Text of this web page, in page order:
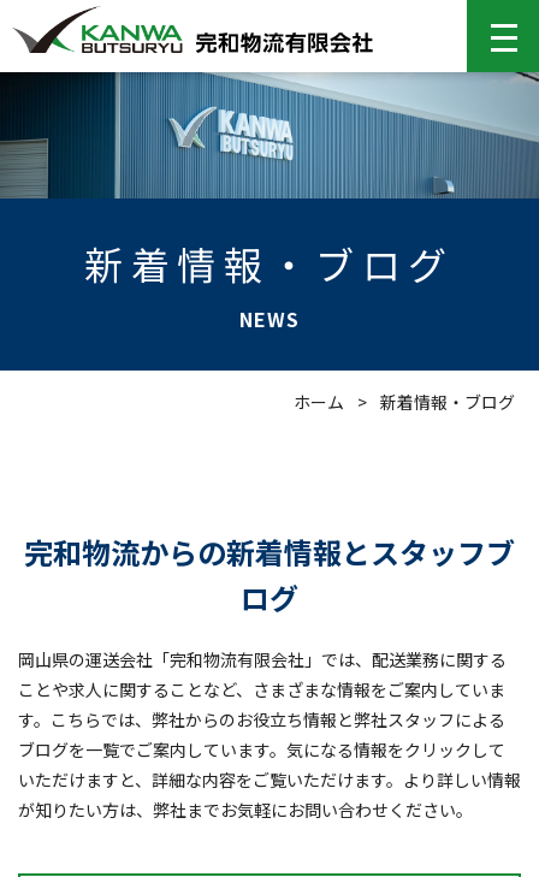
新着情報・ブログ
NEWS
ホーム > 新着情報・ブログ
完和物流からの新着情報とスタッフブ
ログ
岡山県の運送会社「完和物流有限会社」では、配送業務に関する
ことや求人に関することなど、さまざまな情報をご案内していま
す。こちらでは、弊社からのお役立ち情報と弊社スタッフによる
ブログを一覧でご案内しています。気になる情報をクリックして
いただけますと、詳細な内容をご覧いただけます。より詳しい情報
が知りたい方は、弊社までお気軽にお問い合わせください。